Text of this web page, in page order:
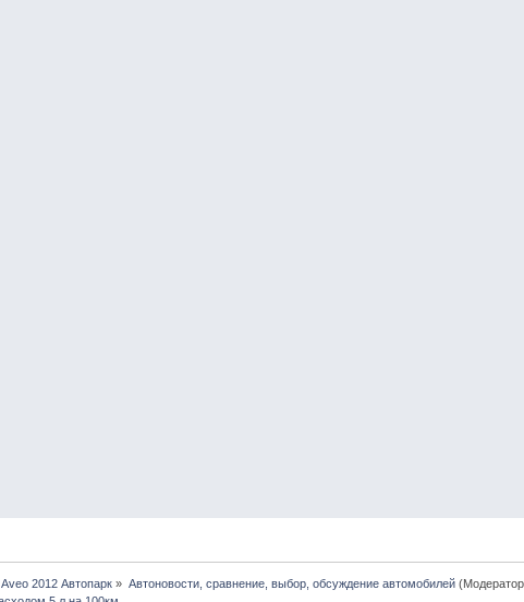
2012 Автопарк » Автоновости, сравнение, выбор, обсуждение автомобилей